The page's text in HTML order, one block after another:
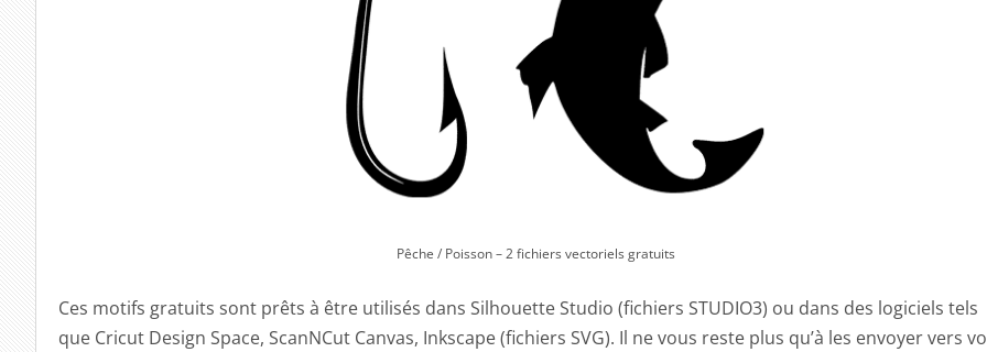
Pêche / Poisson – 2 fichiers vectoriels gratuits
Ces motifs gratuits sont prêts à être utilisés dans Silhouette Studio (fichiers STUDIO3) ou dans des logiciels tels
que Cricut Design Space, ScanNCut Canvas, Inkscape (fichiers SVG). Il ne vous reste plus qu’à les envoyer vers